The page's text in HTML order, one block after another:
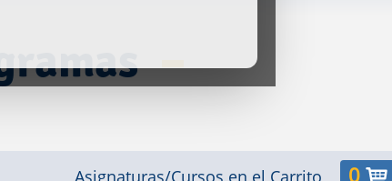
Asignaturas/Cursos en el Carrito 0